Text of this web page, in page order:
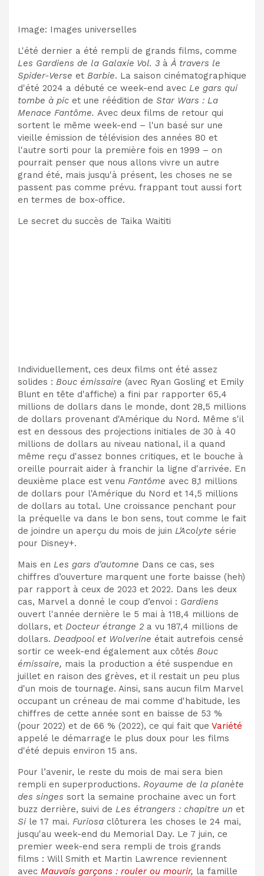
Image: Images universelles
L'été dernier a été rempli de grands films, comme
Les Gardiens de la Galaxie Vol. 3 àÀ travers le
Spider-Verse et Barbie. La saison cinématographique
d'été 2024 a débuté ce week-end avec Le gars qui
tombe à pic et une réédition de Star Wars : La
Menace Fantôme. Avec deux films de retour qui
sortent le même week-end – l'un basé sur une
vieille émission de télévision des années 80 et
l'autre sorti pour la première fois en 1999 – on
pourrait penser que nous allons vivre un autre
grand été, mais jusqu'à présent, les choses ne se
passent pas comme prévu. frappant tout aussi fort
en termes de box-office.
Le secret du succès de Taika Waititi
Individuellement, ces deux films ont été assez
solides : Bouc émissaire (avec Ryan Gosling et Emily
Blunt en tête d'affiche) a fini par rapporter 65,4
millions de dollars dans le monde, dont 28,5 millions
de dollars provenant d'Amérique du Nord. Même s'il
est en dessous des projections initiales de 30 à 40
millions de dollars au niveau national, il a quand
même reçu d'assez bonnes critiques, et le bouche à
oreille pourrait aider à franchir la ligne d'arrivée. En
deuxième place est venu Fantôme avec 8,1 millions
de dollars pour l'Amérique du Nord et 14,5 millions
de dollars au total. Une croissance penchant pour
la préquelle va dans le bon sens, tout comme le fait
de joindre un aperçu du mois de juin L'Acolyte série
pour Disney+.
Mais en Les gars d'automne Dans ce cas, ses
chiffres d’ouverture marquent une forte baisse (heh)
par rapport à ceux de 2023 et 2022. Dans les deux
cas, Marvel a donné le coup d’envoi : Gardiens
ouvert l'année dernière le 5 mai à 118,4 millions de
dollars, et Docteur étrange 2 a vu 187,4 millions de
dollars. Deadpool et Wolverine était autrefois censé
sortir ce week-end également aux côtés Bouc
émissaire, mais la production a été suspendue en
juillet en raison des grèves, et il restait un peu plus
d'un mois de tournage. Ainsi, sans aucun film Marvel
occupant un créneau de mai comme d'habitude, les
chiffres de cette année sont en baisse de 53 %
(pour 2022) et de 66 % (2022), ce qui fait que Variété
appelé le démarrage le plus doux pour les films
d'été depuis environ 15 ans.
Pour l’avenir, le reste du mois de mai sera bien
rempli en superproductions. Royaume de la planète
des singes sort la semaine prochaine avec un fort
buzz derrière, suivi de Les étrangers : chapitre un et
Si le 17 mai. Furiosa clôturera les choses le 24 mai,
jusqu'au week-end du Memorial Day. Le 7 juin, ce
premier week-end sera rempli de trois grands
films : Will Smith et Martin Lawrence reviennent
avec Mauvais garçons : rouler ou mourir, la famille